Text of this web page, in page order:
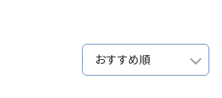
おすすめ順